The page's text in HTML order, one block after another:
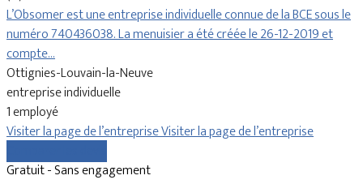
L’Obsomer est une entreprise individuelle connue de la BCE sous le
numéro 740436038. La menuisier a été créée le 26-12-2019 et
compte…
Ottignies-Louvain-la-Neuve
entreprise individuelle
1 employé
Visiter la page de l’entrepriseVisiter la page de l’entreprise
Gratuit - Sans engagement